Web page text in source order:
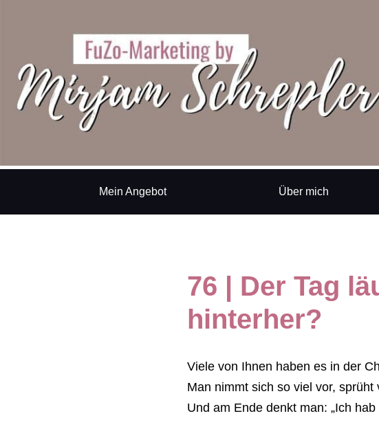
Mein Angebot Über mich
76 | Der Tag
hinterher?
Viele von Ihnen haben es in der
Man nimmt sich so viel vor,
Und am Ende denkt man: „Ich